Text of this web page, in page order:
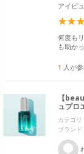
アイビ
何度も
も助か
1 人が
【
ュプロ
カテゴリ
ブランド